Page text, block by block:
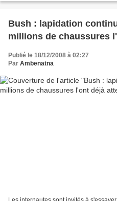
Bush : lapidation
millions de chaussures
Publié le 18/12/2008 à 02:27
Par Ambenatna